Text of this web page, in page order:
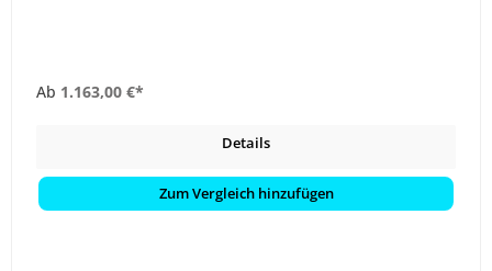
Ab 1.163,00 €*
Details
Zum Vergleich hinzufügen